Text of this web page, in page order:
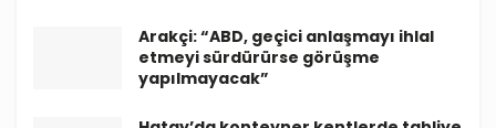
Arakçi: “ABD, geçici anlaşmayı ihlal
etmeyi sürdürürse görüşme
yapılmayacak”